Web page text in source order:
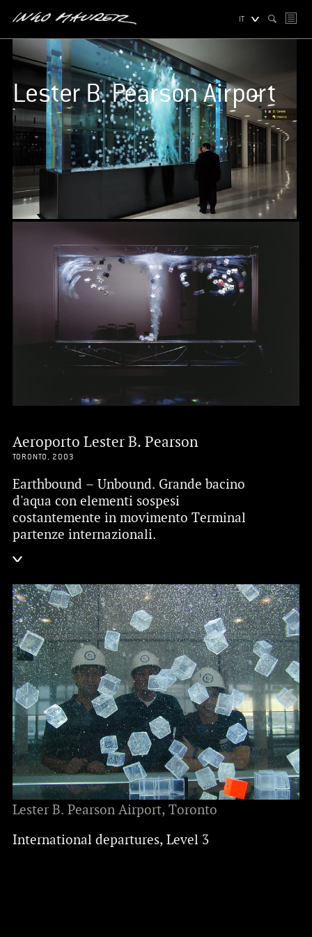
IT
Lester B. Pearson Airport
Aeroporto Lester B. Pearson
TORONTO, 2003
Earthbound – Unbound. Grande bacino
d'aqua con elementi sospesi
costantemente in movimento Terminal
partenze internazionali.
Lester B. Pearson Airport, Toronto
International departures, Level 3